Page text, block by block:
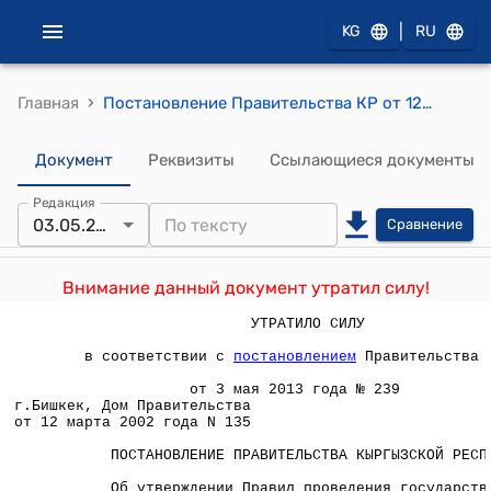
KG RU
Главная › Постановление Правительства КР от 12 марта 2002 года N 135 "Об утверждении Правил проведения государственного технического осмотра механических транспортных средств и прицепов"
Документ Реквизиты Ссылающиеся документы
Редакция
03.05.2013 Сравнение
Внимание данный документ утратил силу!